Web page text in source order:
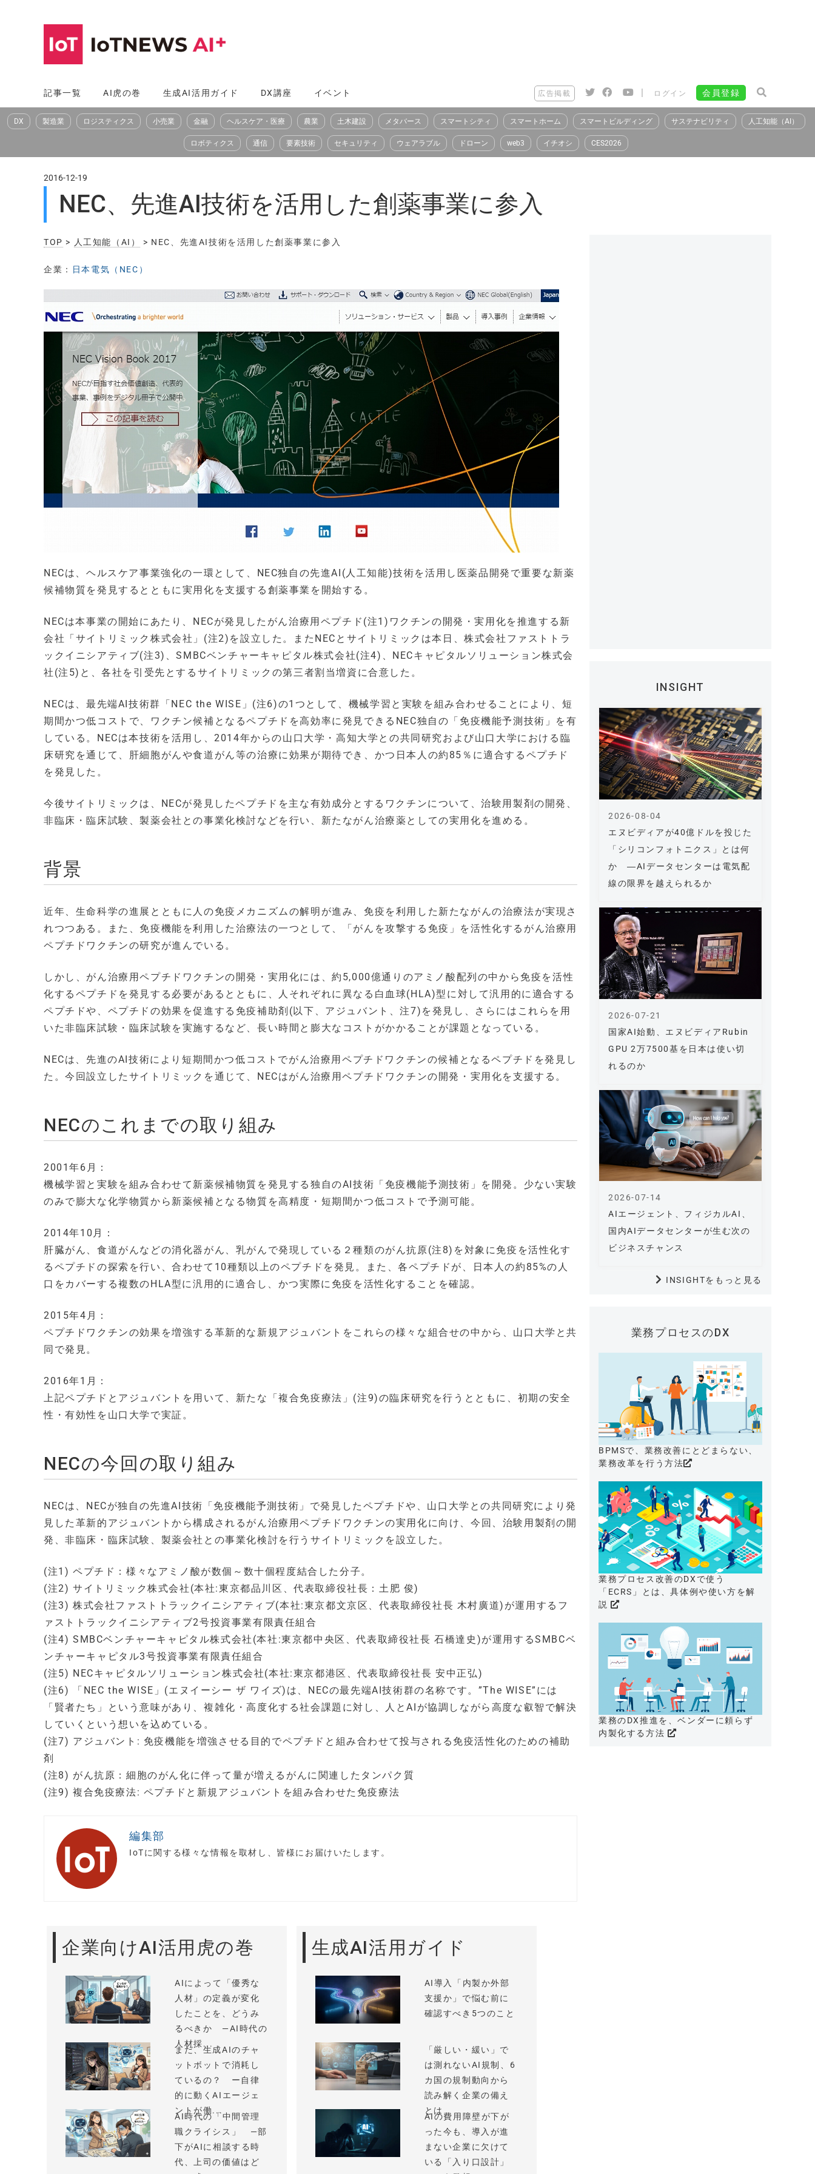
へ
ス
記事一覧 AI虎の巻 生成AI活用ガイド DX講座 イベント 広告掲載 | ログイン 会員登録
DX 製造業 ロジスティクス 小売業 金融 ヘルスケア・医療 農業 土木建設 メタバース スマートシティ スマートホーム スマートビルディング サステナビリティ 人工知能（AI）
ロボティクス 通信 要素技術 セキュリティ ウェアラブル ドローン web3 イチオシ CES2026
2016-12-19
NEC、先進AI技術を活用した創薬事業に参入
TOP > 人工知能（AI） > NEC、先進AI技術を活用した創薬事業に参入
企業： 日本電気（NEC）
NECは、ヘルスケア事業強化の一環として、NEC独自の先進AI(人工知能)技術を活用し医薬品開発で重要な新薬
候補物質を発見するとともに実用化を支援する創薬事業を開始する。
NECは本事業の開始にあたり、NECが発見したがん治療用ペプチド(注1)ワクチンの開発・実用化を推進する新
会社「サイトリミック株式会社」(注2)を設立した。またNECとサイトリミックは本日、株式会社ファストトラ
ックイニシアティブ(注3)、SMBCベンチャーキャピタル株式会社(注4)、NECキャピタルソリューション株式会
社(注5)と、各社を引受先とするサイトリミックの第三者割当増資に合意した。
NECは、最先端AI技術群「NEC the WISE」(注6)の1つとして、機械学習と実験を組み合わせることにより、短
期間かつ低コストで、ワクチン候補となるペプチドを高効率に発見できるNEC独自の「免疫機能予測技術」を有
している。NECは本技術を活用し、2014年からの山口大学・高知大学との共同研究および山口大学における臨
床研究を通じて、肝細胞がんや食道がん等の治療に効果が期待でき、かつ日本人の約85％に適合するペプチド
を発見した。
今後サイトリミックは、NECが発見したペプチドを主な有効成分とするワクチンについて、治験用製剤の開発、
非臨床・臨床試験、製薬会社との事業化検討などを行い、新たながん治療薬としての実用化を進める。
背景
近年、生命科学の進展とともに人の免疫メカニズムの解明が進み、免疫を利用した新たながんの治療法が実現さ
れつつある。また、免疫機能を利用した治療法の一つとして、「がんを攻撃する免疫」を活性化するがん治療用
ペプチドワクチンの研究が進んでいる。
しかし、がん治療用ペプチドワクチンの開発・実用化には、約5,000億通りのアミノ酸配列の中から免疫を活性
化するペプチドを発見する必要があるとともに、人それぞれに異なる白血球(HLA)型に対して汎用的に適合する
ペプチドや、ペプチドの効果を促進する免疫補助剤(以下、アジュバント、注7)を発見し、さらにはこれらを用
いた非臨床試験・臨床試験を実施するなど、長い時間と膨大なコストがかかることが課題となっている。
NECは、先進のAI技術により短期間かつ低コストでがん治療用ペプチドワクチンの候補となるペプチドを発見し
た。今回設立したサイトリミックを通じて、NECはがん治療用ペプチドワクチンの開発・実用化を支援する。
NECのこれまでの取り組み
2001年6月：
機械学習と実験を組み合わせて新薬候補物質を発見する独自のAI技術「免疫機能予測技術」を開発。少ない実験
のみで膨大な化学物質から新薬候補となる物質を高精度・短期間かつ低コストで予測可能。
2014年10月：
肝臓がん、食道がんなどの消化器がん、乳がんで発現している２種類のがん抗原(注8)を対象に免疫を活性化す
るペプチドの探索を行い、合わせて10種類以上のペプチドを発見。また、各ペプチドが、日本人の約85%の人
口をカバーする複数のHLA型に汎用的に適合し、かつ実際に免疫を活性化することを確認。
2015年4月：
ペプチドワクチンの効果を増強する革新的な新規アジュバントをこれらの様々な組合せの中から、山口大学と共
同で発見。
2016年1月：
上記ペプチドとアジュバントを用いて、新たな「複合免疫療法」(注9)の臨床研究を行うとともに、初期の安全
性・有効性を山口大学で実証。
NECの今回の取り組み
NECは、NECが独自の先進AI技術「免疫機能予測技術」で発見したペプチドや、山口大学との共同研究により発
見した革新的アジュバントから構成されるがん治療用ペプチドワクチンの実用化に向け、今回、治験用製剤の開
発、非臨床・臨床試験、製薬会社との事業化検討を行うサイトリミックを設立した。
(注1) ペプチド：様々なアミノ酸が数個～数十個程度結合した分子。
(注2) サイトリミック株式会社(本社:東京都品川区、代表取締役社長：土肥 俊)
(注3) 株式会社ファストトラックイニシアティブ(本社:東京都文京区、代表取締役社長 木村廣道)が運用するフ
ァストトラックイニシアティブ2号投資事業有限責任組合
(注4) SMBCベンチャーキャピタル株式会社(本社:東京都中央区、代表取締役社長 石橋達史)が運用するSMBCベ
ンチャーキャピタル3号投資事業有限責任組合
(注5) NECキャピタルソリューション株式会社(本社:東京都港区、代表取締役社長 安中正弘)
(注6) 「NEC the WISE」(エヌイーシー ザ ワイズ)は、NECの最先端AI技術群の名称です。”The WISE”には
「賢者たち」という意味があり、複雑化・高度化する社会課題に対し、人とAIが協調しながら高度な叡智で解決
していくという想いを込めている。
(注7) アジュバント: 免疫機能を増強させる目的でペプチドと組み合わせて投与される免疫活性化のための補助
剤
(注8) がん抗原：細胞のがん化に伴って量が増えるがんに関連したタンパク質
(注9) 複合免疫療法: ペプチドと新規アジュバントを組み合わせた免疫療法
編集部
IoTに関する様々な情報を取材し、皆様にお届けいたします。
企業向けAI活用虎の巻
AIによって「優秀な
人材」の定義が変化
したことを、どうみ
るべきか —AI時代の
人材採...
まだ、生成AIのチャ
ットボットで消耗し
ているの？ ー自律
的に動くAIエージェ
ントが働...
AI時代の「中間管理
職クライシス」 —部
下がAIに相談する時
代、上司の価値はど
生成AI活用ガイド
AI導入「内製か外部
支援か」で悩む前に
確認すべき5つのこと
「厳しい・緩い」で
は測れないAI規制、6
カ国の規制動向から
読み解く企業の備え
とは
AIの費用障壁が下が
った今も、導入が進
まない企業に欠けて
いる「入り口設計」
INSIGHT
エヌビディアが40億ドルを投じた
「シリコンフォトニクス」とは何
か ―AIデータセンターは電気配
線の限界を越えられるか
2026-08-04
国家AI始動、エヌビディアRubin
GPU 2万7500基を日本は使い切
れるのか
2026-07-21
AIエージェント、フィジカルAI、
国内AIデータセンターが生む次の
ビジネスチャンス
2026-07-14
INSIGHTをもっと見る
業務プロセスのDX
BPMSで、業務改善にとどまらない、
業務改革を行う方法
業務プロセス改善のDXで使う
「ECRS」とは、具体例や使い方を解
説
業務のDX推進を、ベンダーに頼らず
内製化する方法